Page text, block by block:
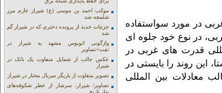
در مورد سواستفاده
در نوع خود جلوه ای
قدرت های غربی در
این روند را بایستی در
معادلات بین المللی
موکب احمد بن موسی (ع) شیراز عازم مرز
شلمچه شد
جزئیات جدید از پرونده دختری که در شیراز گم
شد
واژگونی اتوبوس مشهد به شیراز در
تفت+تصاویر
عکس جالب از شمایل متفاوت یک بانک در
شیراز
تصویر متفاوت از بازیگر سریال مختار در شیراز
تصاویر/ شیراز، سرشار از عطر شکوفه‌های
بهار نارنج